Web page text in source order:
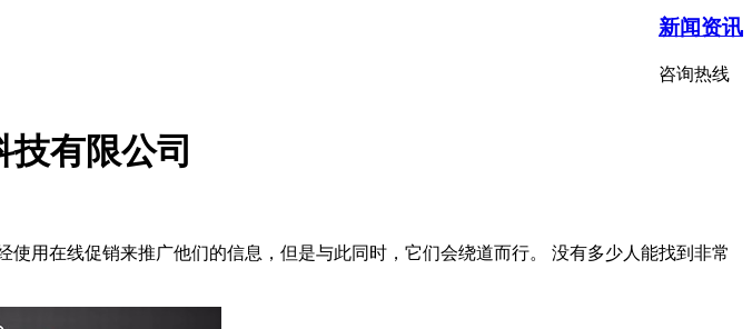
新闻资讯
咨询热线
有限公司
用在线促销来推广他们的信息，但是与此同时，它们会绕道而行。 没有多少人能找到非常